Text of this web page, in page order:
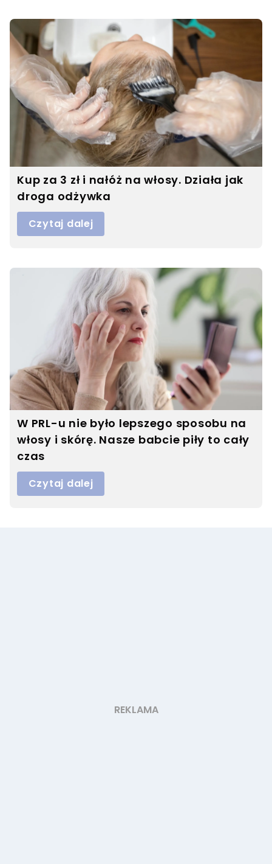
Kup za 3 zł i nałóż na włosy. Działa jak
droga odżywka
Czytaj dalej
W PRL-u nie było lepszego sposobu na
włosy i skórę. Nasze babcie piły to cały
czas
Czytaj dalej